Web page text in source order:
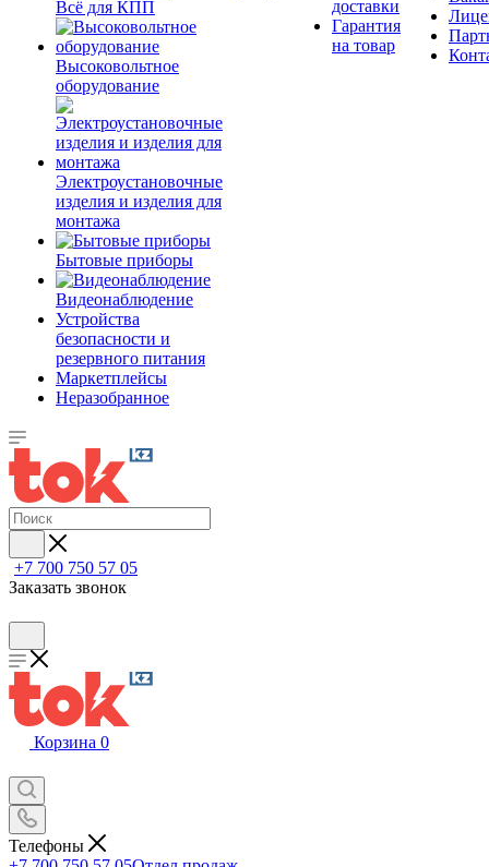
Всё для КПП
Высоковольтное
оборудование
Электроустановочные
изделия и изделия для
монтажа
Бытовые приборы
Видеонаблюдение
Устройства
безопасности и
резервного питания
Маркетплейсы
Неразобранное
доставки
Гарантия
на товар
+7 700 750 57 05
Заказать звонок
Корзина 0
Телефоны